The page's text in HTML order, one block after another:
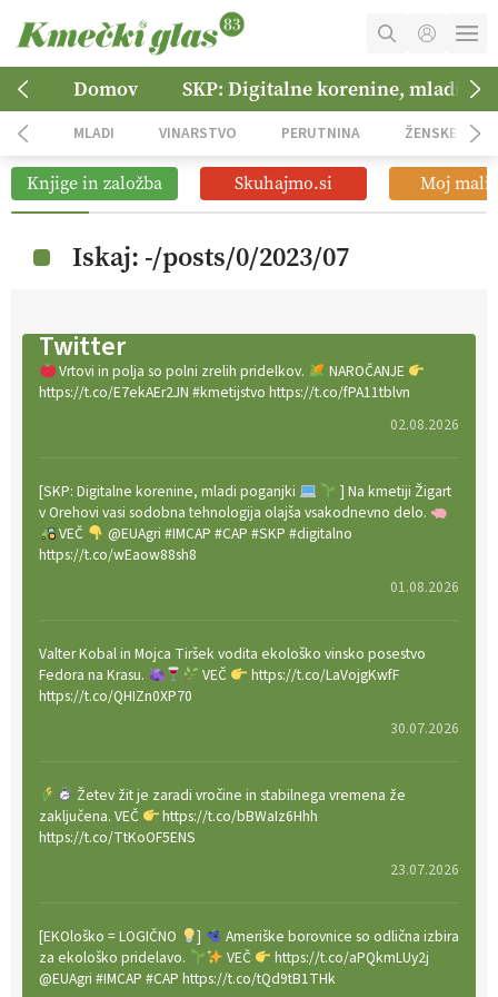
MOJ RAČUN
NAROČITE SE
OGLASNO TRŽENJE
Domov SKP: Digitalne korenine, mladi
MLADI VINARSTVO PERUTNINA ŽENSKE
Knjige in založba Skuhajmo.si Moj mali
Iskaj: -/posts/0/2023/07
Twitter
Vrtovi in polja so polni zrelih pridelkov.
NAROČANJE
https://t.co/E7ekAEr2JN #kmetijstvo https://t.co/fPA11tblvn
02.08.2026
[SKP: Digitalne korenine, mladi poganjki
] Na kmetiji Žigart
v Orehovi vasi sodobna tehnologija olajša vsakodnevno delo.
VEČ
@EUAgri #IMCAP #CAP #SKP #digitalno
https://t.co/wEaow88sh8
01.08.2026
Valter Kobal in Mojca Tiršek vodita ekološko vinsko posestvo
Fedora na Krasu.
VEČ
https://t.co/LaVojgKwfF
https://t.co/QHIZn0XP70
30.07.2026
Žetev žit je zaradi vročine in stabilnega vremena že
zaključena. VEČ
https://t.co/bBWaIz6Hhh
https://t.co/TtKoOF5ENS
23.07.2026
[EKOloško = LOGIČNO ]
Ameriške borovnice so odlična izbira
za ekološko pridelavo.
VEČ
https://t.co/aPQkmLUy2j
@EUAgri #IMCAP #CAP https://t.co/tQd9tB1THk